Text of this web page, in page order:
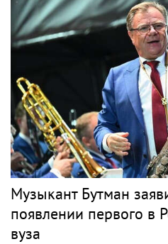
Музыкант Бутман
появлении первого в
вуза